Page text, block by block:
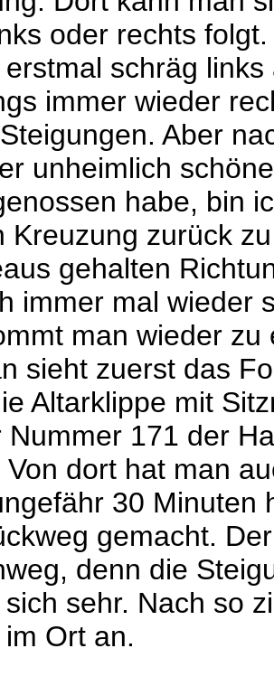
oder rechts folgt.
erstmal schräg
immer wieder
Aber
unheimlich
habe, bin
Kreuzung zurück
gehalten
immer mal wieder
man wieder
sieht zuerst das
Altarklippe mit
Nummer 171 der
Von dort hat man
30 Minuten
gemacht.
denn die
sehr. Nach so
Ort an.